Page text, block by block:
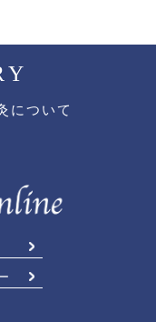
について